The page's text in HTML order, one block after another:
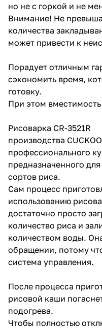
но не с горкой и не
Внимание! Не
количества
может привести к
Порадует отличным
сэкономить время,
готовку.
При этом
Рисоварка CR-3521R
производства
профессионального
предназначенного
сортов риса.
Сам процесс
использованию
достаточно просто
количество риса и
количеством воды.
обращении, потому
система управления.
После процесса
рисовой каши
подогрева.
Чтобы полностью